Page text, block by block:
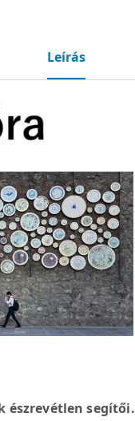
Leírás
észrevétlen segítői.